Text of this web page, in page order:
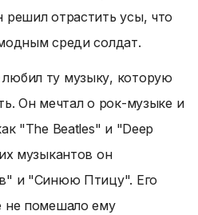
отрастить усы, что
среди солдат.
ту музыку, которую
Он мечтал о рок-музыке и
"The Beatles" и "Deep
музыкантов он
и "Синюю Птицу". Его
не помешало ему